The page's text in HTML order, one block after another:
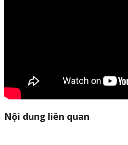
Nội dung liên quan